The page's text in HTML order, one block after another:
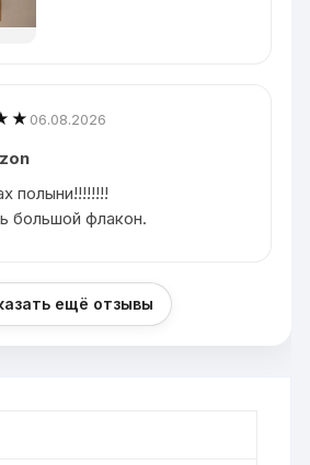
06.08.2026
полыни!!!!!!!!
большой флакон.
ещё отзывы